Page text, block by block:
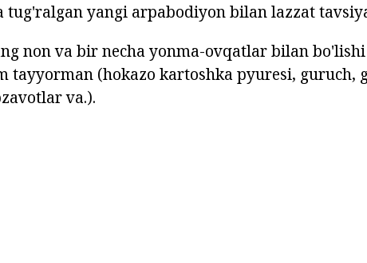
tug'ralgan yangi arpabodiyon bilan lazzat
non va bir necha yonma-ovqatlar bilan
tayyorman (hokazo kartoshka pyuresi, guruch,
va.).